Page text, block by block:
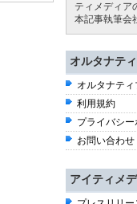
ティメディア
本記事執筆会
オルタナテ
オルタナテ
利用規約
プライバシー
お問い合わせ
アイティメ